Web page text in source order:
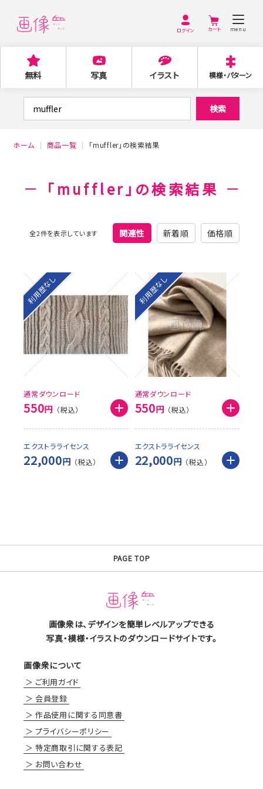
ログイン menu
無料 写真 イラスト 模様・パターン
索
検索
ホーム 商品一覧 「muffler」の検索結果
「muffler」の検索結果
関連性 新着順 価格順
全2件を表示しています
利用歴なし
通常ダウンロード
550円
エクストラライセンス
22,000円
利用歴なし
通常ダウンロード
550円
エクストラライセンス
22,000円
PAGE TOP
画像衆は、デザインを簡単レベルアップできる
写真・模様・イラストのダウンロードサイトです。
画像衆について
ご利用ガイド
会員登録
作品使用に関する同意書
プライバシーポリシー
特定商取引に関する表記
お問い合わせ